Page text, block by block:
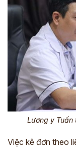
Lương y Tuấn
Việc kê đơn theo